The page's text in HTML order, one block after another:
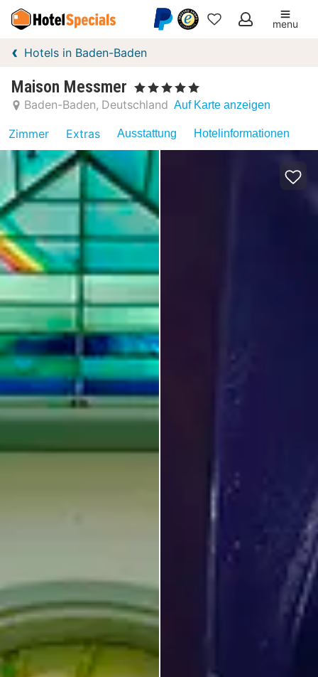
Meine
menu
Hotels in Baden-Baden
Maison Messmer , 5 Sterne
Baden-Baden Deutschland Auf Karte anzeigen
Zimmer Extras Ausstattung Hotelinformationen